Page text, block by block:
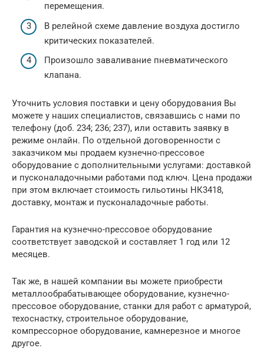
перемещения.
В релейной схеме давление воздуха достигло
критических показателей.
Произошло заваливание пневматического
клапана.
Уточнить условия поставки и цену оборудования Вы
можете у наших специалистов, связавшись с нами по
телефону (доб. 234; 236; 237), или оставить заявку в
режиме онлайн. По отдельной договоренности с
заказчиком мы продаем кузнечно-прессовое
оборудование с дополнительными услугами: доставкой
и пусконаладочными работами под ключ. Цена продажи
при этом включает стоимость гильотины НК3418,
доставку, монтаж и пусконаладочные работы.
Гарантия на кузнечно-прессовое оборудование
соответствует заводской и составляет 1 год или 12
месяцев.
Так же, в нашей компании вы можете приобрести
металлообрабатывающее оборудование, кузнечно-
прессовое оборудование, станки для работ с арматурой,
техоснастку, строительное оборудование,
компрессорное оборудование, камнерезное и многое
другое.